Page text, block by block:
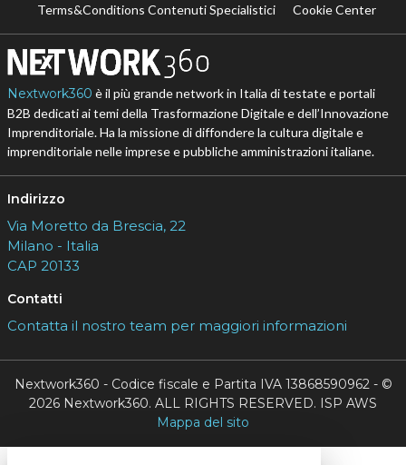
Terms&Conditions Contenuti Specialistici
Cookie Center
Nextwork360 è il più grande network in Italia di testate e portali
B2B dedicati ai temi della Trasformazione Digitale e dell’Innovazione
Imprenditoriale. Ha la missione di diffondere la cultura digitale e
imprenditoriale nelle imprese e pubbliche amministrazioni italiane.
Indirizzo
Via Moretto da Brescia, 22
Milano - Italia
CAP 20133
Contatti
Contatta il nostro team per maggiori informazioni
Nextwork360 - Codice fiscale e Partita IVA 13868590962 - ©
2026 Nextwork360. ALL RIGHTS RESERVED. ISP AWS
Mappa del sito